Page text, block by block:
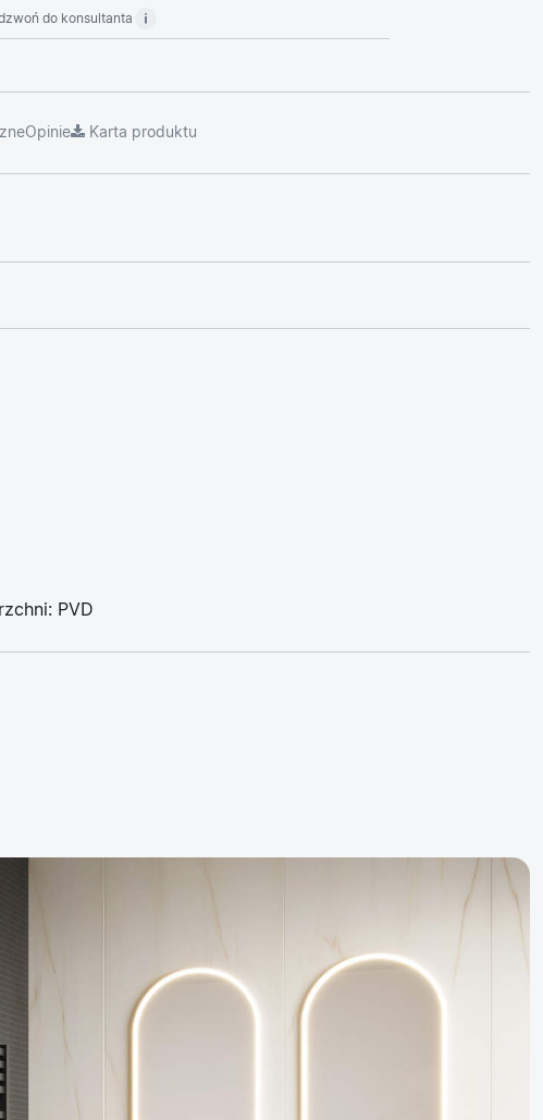
do konsultanta
Opinie Karta produktu
PVD